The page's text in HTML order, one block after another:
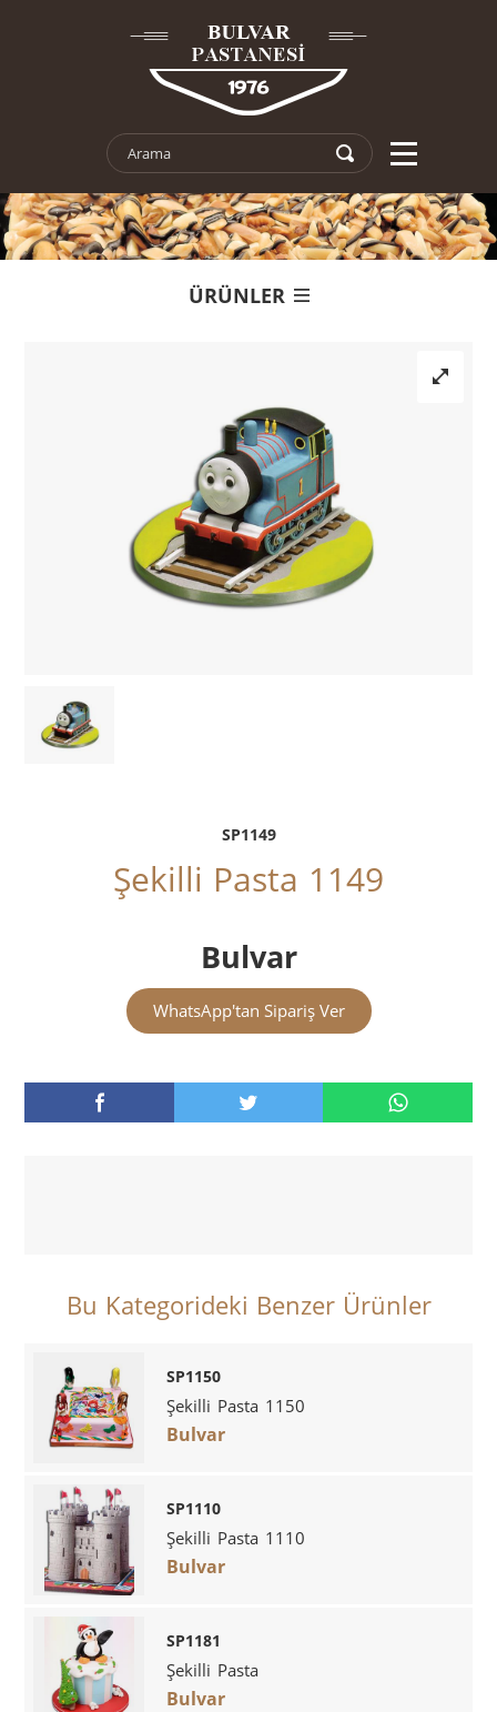
ÜRÜNLER
SP1149
Şekilli Pasta 1149
Bulvar
WhatsApp'tan Sipariş Ver
Bu Kategorideki Benzer Ürünler
SP1150
Şekilli Pasta 1150
Bulvar
SP1110
Şekilli Pasta 1110
Bulvar
SP1181
Şekilli Pasta
Bulvar